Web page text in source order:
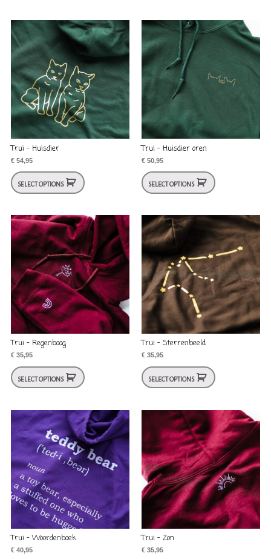
Trui – Huisdier
€ 54,95
SELECT OPTIONS
Trui – Huisdier oren
€ 50,95
SELECT OPTIONS
Trui – Regenboog
€ 35,95
SELECT OPTIONS
Trui – Sterrenbeeld
€ 35,95
SELECT OPTIONS
Trui – Woordenboek
€ 40,95
Trui – Zon
€ 35,95